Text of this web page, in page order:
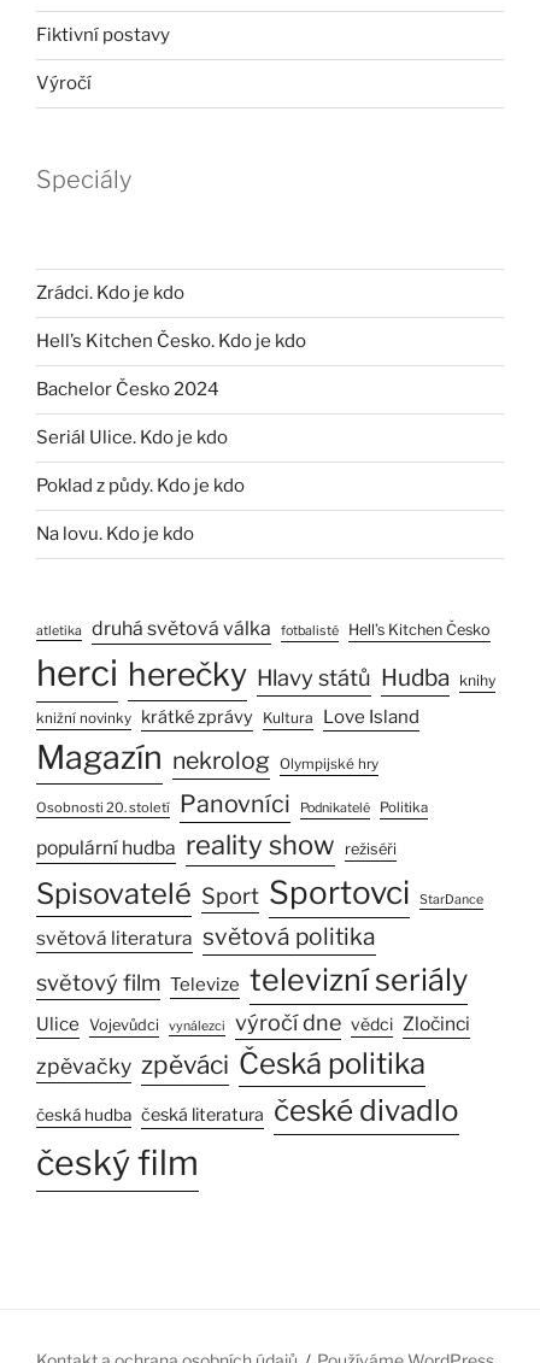
Fiktivní postavy
Výročí
Speciály
Zrádci. Kdo je kdo
Hell’s Kitchen Česko. Kdo je kdo
Bachelor Česko 2024
Seriál Ulice. Kdo je kdo
Poklad z půdy. Kdo je kdo
Na lovu. Kdo je kdo
atletika druhá světová válka fotbalisté Hell’s Kitchen Česko
herci herečky Hlavy států Hudba knihy
knižní novinky krátké zprávy Kultura Love Island
Magazín nekrolog Olympijské hry
Osobnosti 20. století Panovníci Podnikatelé Politika
populární hudba reality show režiséři
Spisovatelé Sport Sportovci StarDance
světová literatura světová politika
světový film Televize televizní seriály
Ulice Vojevůdci vynálezci výročí dne vědci Zločinci
zpěvačky zpěváci Česká politika
česká hudba česká literatura české divadlo
český film